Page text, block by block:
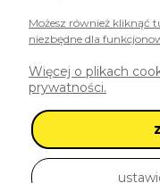
Możesz również kliknąć
niezbędne dla
Więcej o plikach
prywatności.